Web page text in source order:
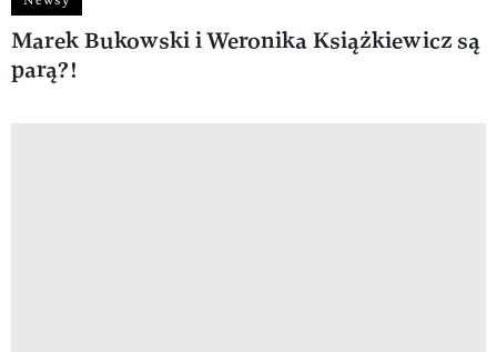
Marek Bukowski i Weronika Książkiewicz są
parą?!